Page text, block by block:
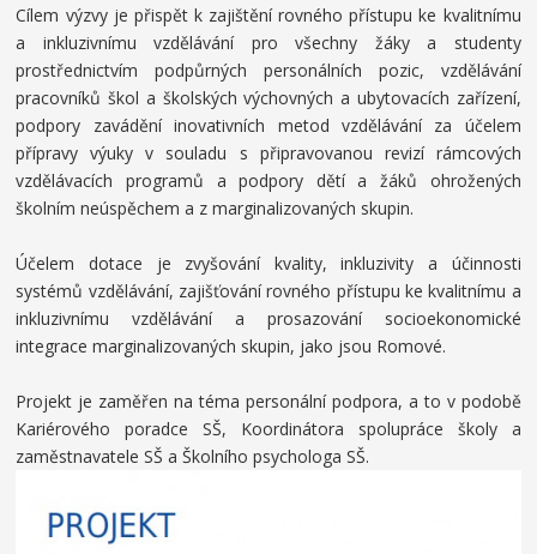
Cílem výzvy je přispět k zajištění rovného přístupu ke kvalitnímu
a inkluzivnímu vzdělávání pro všechny žáky a studenty
prostřednictvím podpůrných personálních pozic, vzdělávání
pracovníků škol a školských výchovných a ubytovacích zařízení,
podpory zavádění inovativních metod vzdělávání za účelem
přípravy výuky v souladu s připravovanou revizí rámcových
vzdělávacích programů a podpory dětí a žáků ohrožených
školním neúspěchem a z marginalizovaných skupin.
Účelem dotace je zvyšování kvality, inkluzivity a účinnosti
systémů vzdělávání, zajišťování rovného přístupu ke kvalitnímu a
inkluzivnímu vzdělávání a prosazování socioekonomické
integrace marginalizovaných skupin, jako jsou Romové.
Projekt je zaměřen na téma personální podpora, a to v podobě
Kariérového poradce SŠ, Koordinátora spolupráce školy a
zaměstnavatele SŠ a Školního psychologa SŠ.